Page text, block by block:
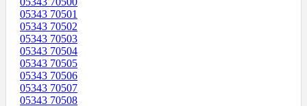
05343 70501
05343 70502
05343 70503
05343 70504
05343 70505
05343 70506
05343 70507
05343 70508